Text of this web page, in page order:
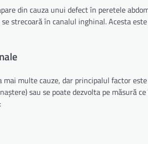
din cauza unui defect în peretele
strecoară în canalul inghinal. Acesta
multe cauze, dar principalul factor
sau se poate dezvolta pe măsură